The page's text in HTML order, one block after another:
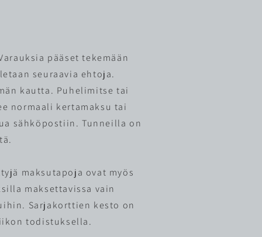
pääset tekemään
seuraavia ehtoja.
kautta. Puhelimitse tai
normaali kertamaksu tai
sähköpostiin. Tunneilla on
maksutapoja ovat myös
maksettavissa vain
Sarjakorttien kesto on
todistuksella.